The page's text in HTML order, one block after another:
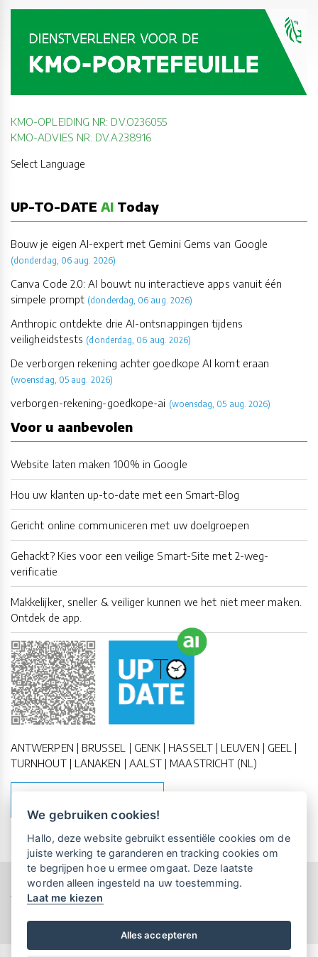
KMO-OPLEIDING NR: DV.O236055
KMO-ADVIES NR: DV.A238916
Select Language
UP-TO-DATE AI Today
Bouw je eigen AI-expert met Gemini Gems van Google
(donderdag, 06 aug. 2026)
Canva Code 2.0: AI bouwt nu interactieve apps vanuit één
simpele prompt (donderdag, 06 aug. 2026)
Anthropic ontdekte drie AI-ontsnappingen tijdens
veiligheidstests (donderdag, 06 aug. 2026)
De verborgen rekening achter goedkope AI komt eraan
(woensdag, 05 aug. 2026)
verborgen-rekening-goedkope-ai (woensdag, 05 aug. 2026)
Voor u aanbevolen
Website laten maken 100% in Google
Hou uw klanten up-to-date met een Smart-Blog
Gericht online communiceren met uw doelgroepen
Gehackt? Kies voor een veilige Smart-Site met 2-weg-
verificatie
Makkelijker, sneller & veiliger kunnen we het niet meer maken.
Ontdek de app.
ANTWERPEN | BRUSSEL | GENK | HASSELT | LEUVEN | GEEL |
TURNHOUT | LANAKEN | AALST | MAASTRICHT (NL)
Copyright All Rights Reserved © 2011-2026 UP-TO-DATE
WebDesign
Privacy & Cookies
Locations Algemene Voorwaarden
We gebruiken cookies!
Hallo, deze website gebruikt essentiële cookies om de
juiste werking te garanderen en tracking cookies om
te begrijpen hoe u ermee omgaat. Deze laatste
worden alleen ingesteld na uw toestemming.
Laat me kiezen
Alles accepteren
een persoonlijke demo.
Maandelijks gratis opleidingen